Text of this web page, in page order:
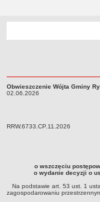
Lokalizacja
Związki i
Realizacja zadań
Rejestr instytucji
Obwieszczenie Wójta Gminy
Obwieszczenie Wójta Gminy
02.06.2026
RRW.6733.CP.11.2026
o wszczęciu
o wydanie decyzji o
Na podstawie art. 53 ust. 1
zagospodarowaniu